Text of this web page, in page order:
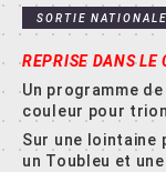
SORTIE NATIONALE
REPRISE DANS LE
Un programme
couleur pour
Sur une lointaine
un Toubleu et